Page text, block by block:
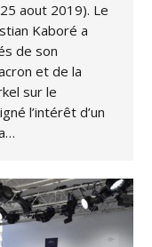
aout 2019). Le
Kaboré a
de son
et de la
sur le
l’intérêt d’un